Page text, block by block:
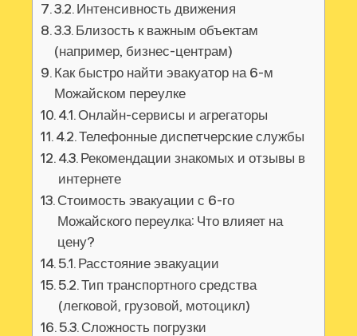
3.2. Интенсивность движения
3.3. Близость к важным объектам
(например‚ бизнес-центрам)
Как быстро найти эвакуатор на 6-м
Можайском переулке
4.1. Онлайн-сервисы и агрегаторы
4.2. Телефонные диспетчерские службы
4.3. Рекомендации знакомых и отзывы в
интернете
Стоимость эвакуации с 6-го
Можайского переулка: Что влияет на
цену?
5.1. Расстояние эвакуации
5.2. Тип транспортного средства
(легковой‚ грузовой‚ мотоцикл)
5.3. Сложность погрузки